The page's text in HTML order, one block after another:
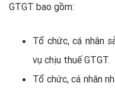
GTGT bao gồm:
Tổ chức, cá nhân
vụ chịu thuế GTGT.
Tổ chức, cá nhân